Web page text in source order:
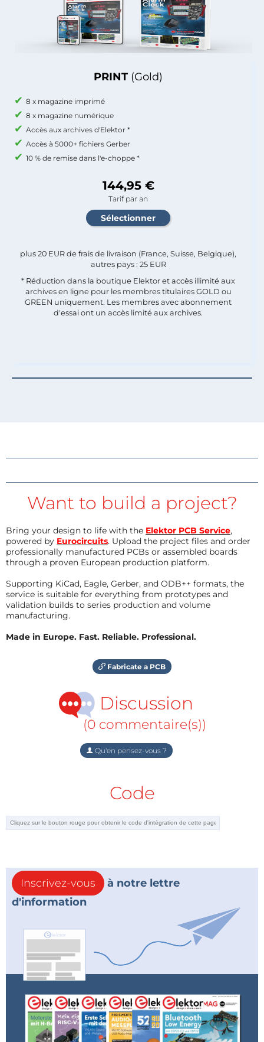
PRINT (Gold)
8 x magazine imprimé
8 x magazine numérique
Accès aux archives d'Elektor *
Accès à 5000+ fichiers Gerber
10 % de remise dans l'e-choppe *
144,95 €
Tarif par an
plus 20 EUR de frais de livraison (France, Suisse, Belgique),
autres pays : 25 EUR
* Réduction dans la boutique Elektor et accès illimité aux
archives en ligne pour les membres titulaires GOLD ou
GREEN uniquement. Les membres avec abonnement
d'essai ont un accès limité aux archives.
Want to build a project?
Bring your design to life with the Elektor PCB Service,
powered by Eurocircuits. Upload the project files and order
professionally manufactured PCBs or assembled boards
through a proven European production platform.
Supporting KiCad, Eagle, Gerber, and ODB++ formats, the
service is suitable for everything from prototypes and
validation builds to series production and volume
manufacturing.
Made in Europe. Fast. Reliable. Professional.
Fabricate a PCB
Discussion
(0 commentaire(s))
Qu'en pensez-vous ?
Code
Inscrivez-vous
à notre lettre
d'information